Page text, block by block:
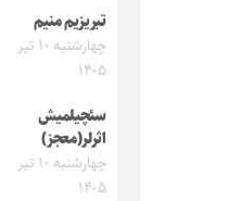
تبریزیم منیم
چهارشنبه ۱۰ تیر
۱۴۰۵
سئچیلمیش
اثرلر(معجز)
چهارشنبه ۱۰ تیر
۱۴۰۵